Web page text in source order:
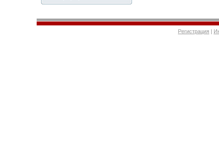
Регистрация |